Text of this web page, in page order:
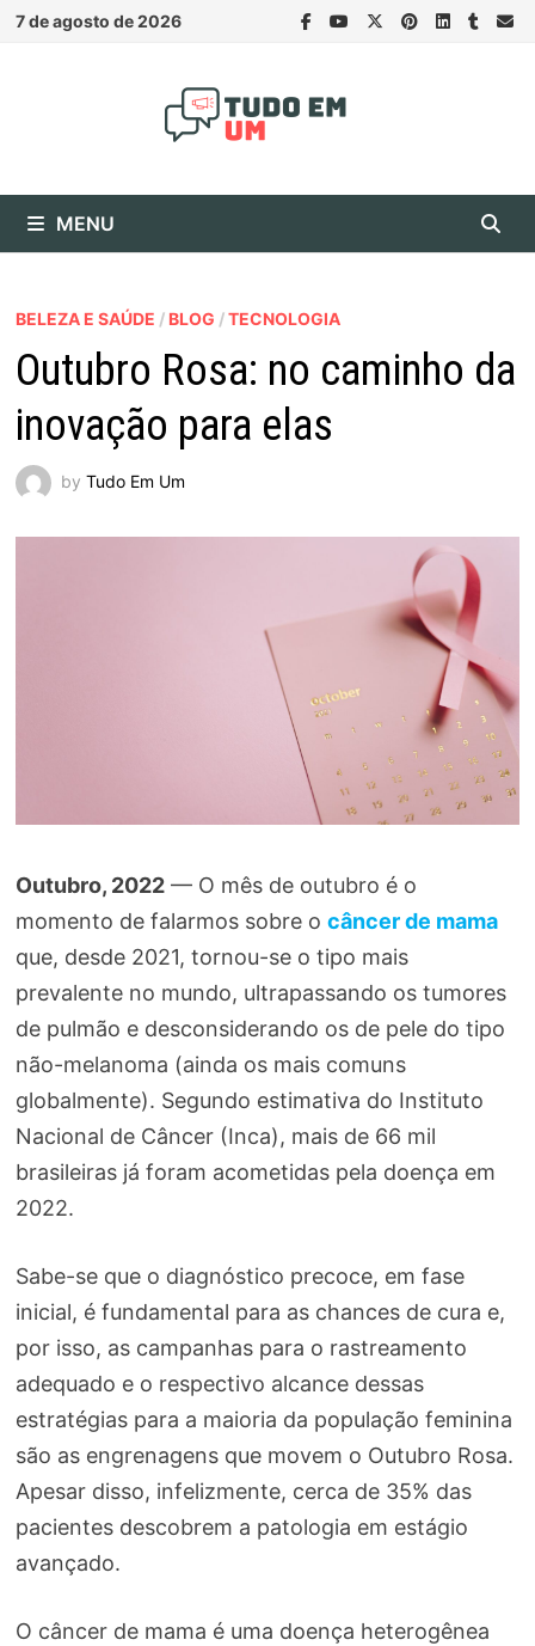
Skip
7 de agosto de 2026
MENU
BELEZA E SAÚDE / BLOG /TECNOLOGIA
Outubro Rosa: no caminho da
inovação para elas
by Tudo Em Um
Outubro, 2022— O mês de outubro é o
momento de falarmos sobre o câncer de mama
que, desde 2021, tornou-se o tipo mais
prevalente no mundo, ultrapassando os tumores
de pulmão e desconsiderando os de pele do tipo
não-melanoma (ainda os mais comuns
globalmente). Segundo estimativa do Instituto
Nacional de Câncer (Inca), mais de 66 mil
brasileiras já foram acometidas pela doença em
2022.
Sabe-se que o diagnóstico precoce, em fase
inicial, é fundamental para as chances de cura e,
por isso, as campanhas para o rastreamento
adequado e o respectivo alcance dessas
estratégias para a maioria da população feminina
são as engrenagens que movem o Outubro Rosa.
Apesar disso, infelizmente, cerca de 35% das
pacientes descobrem a patologia em estágio
avançado.
O câncer de mama é uma doença heterogênea